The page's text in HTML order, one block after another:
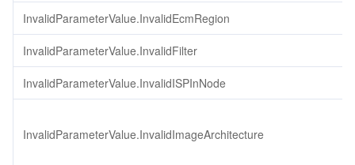
InvalidParameterValue.InvalidEcmRegion
InvalidParameterValue.InvalidFilter
InvalidParameterValue.InvalidISPInNode
InvalidParameterValue.InvalidImageArchitecture